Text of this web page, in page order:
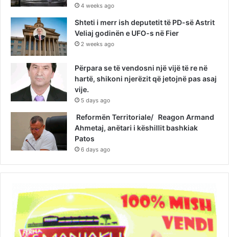
4 weeks ago
Shteti i merr ish deputetit të PD-së Astrit
Veliaj godinën e UFO-s në Fier
2 weeks ago
Përpara se të vendosni një vijë të re në
hartë, shikoni njerëzit që jetojnë pas asaj
vije.
5 days ago
Reformën Territoriale/ Reagon Armand
Ahmetaj, anëtari i këshillit bashkiak
Patos
6 days ago